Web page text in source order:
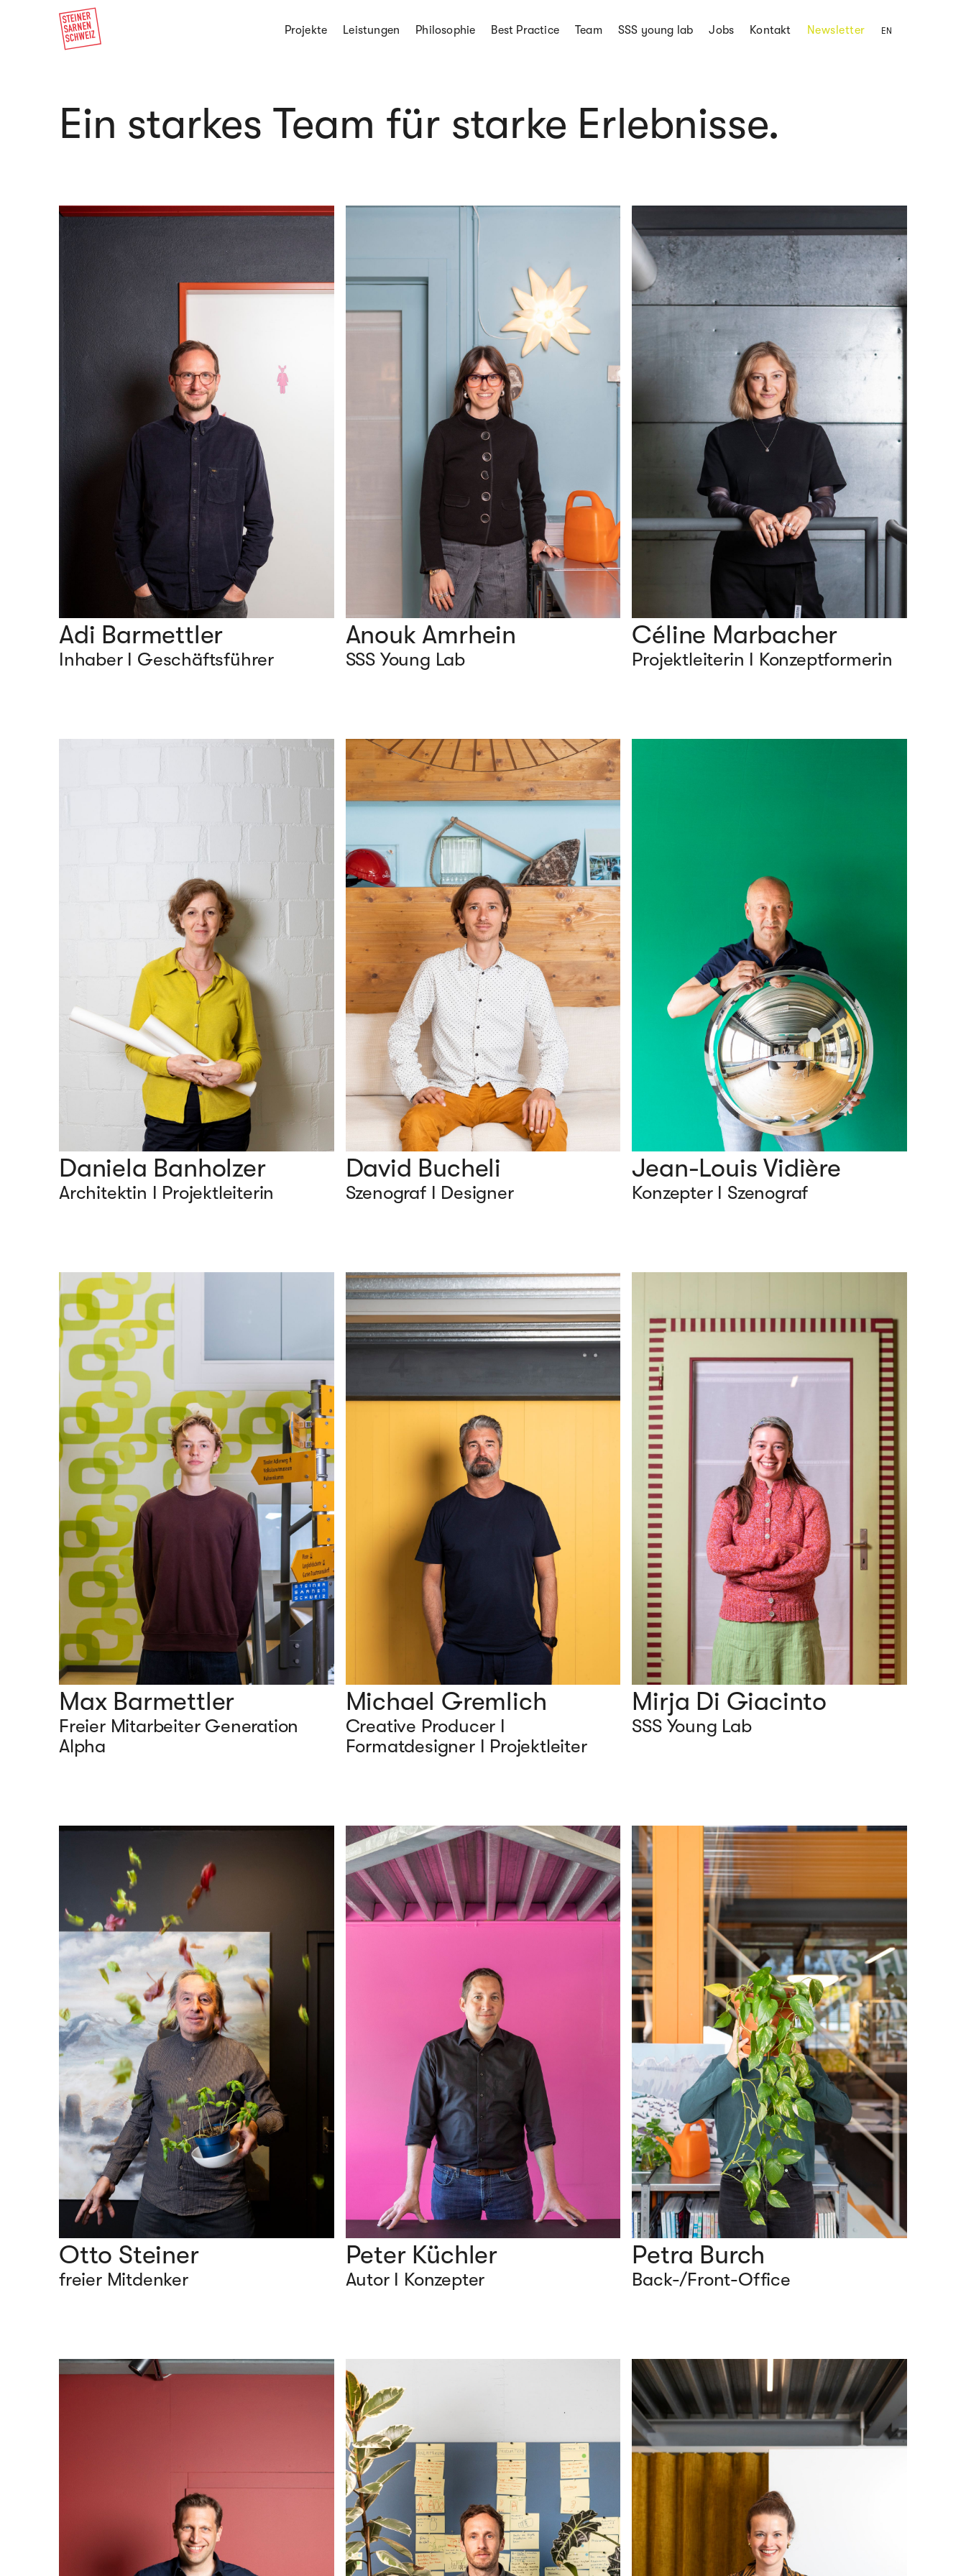
Projekte Leistungen Philosophie Best Practice Team SSS young lab Jobs Kontakt Newsletter EN
Ein starkes Team für starke Erlebnisse.
Adi Barmettler
Inhaber I Geschäftsführer
Anouk Amrhein
SSS Young Lab
Céline Marbacher
Projektleiterin I Konzeptformerin
Daniela Banholzer
Architektin I Projektleiterin
David Bucheli
Szenograf I Designer
Jean-Louis Vidière
Konzepter I Szenograf
Max Barmettler
Freier Mitarbeiter Generation
Alpha
Michael Gremlich
Creative Producer I
Formatdesigner I Projektleiter
Mirja Di Giacinto
SSS Young Lab
Otto Steiner
freier Mitdenker
Peter Küchler
Autor I Konzepter
Petra Burch
Back-/Front-Office